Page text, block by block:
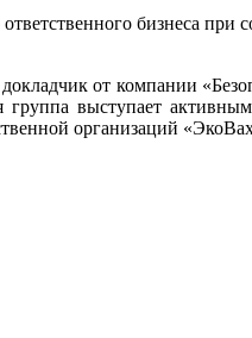
бизнеса при
от компании
выступает
организаций